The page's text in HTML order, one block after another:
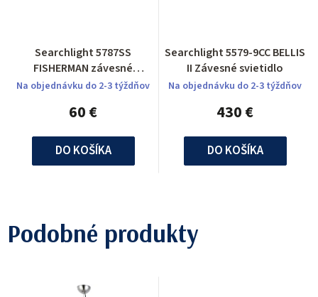
Searchlight 5787SS
FISHERMAN závesné
svietidlo
Na objednávku do 2-3 týždňov
60 €
DO KOŠÍKA
Searchlight 5579-9CC BELLIS
II Závesné svietidlo
Na objednávku do 2-3 týždňov
430 €
DO KOŠÍKA
Podobné produkty